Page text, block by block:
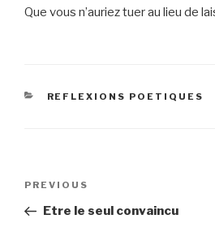
Que vous n’auriez tuer au lieu de
CATEGORIES
REFLEXIONS POETIQUES
Previous
Post
PREVIOUS
Etre le seul convaincu